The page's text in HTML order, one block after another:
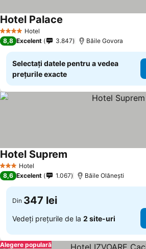
4 Stele Hotel
Hotel Palace
8,8 Excelent 3.847 Băile Govora
Selectați datele pentru a vedea
prețurile exacte
3 SteleHotel
Hotel Suprem
8,6 Excelent 1.067 Băile Olăneşti
Din 347 lei
Vedeți prețurile de la 2 site-uri
Alegere populară